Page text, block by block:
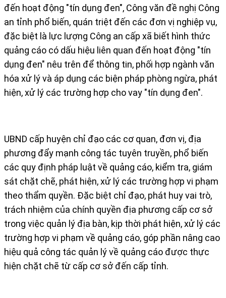
đến hoạt động "tín dụng đen", Công văn đề nghị Công
an tỉnh phổ biến, quán triệt đến các đơn vị nghiệp vụ,
đặc biệt là lực lượng Công an cấp xã biết hình thức
quảng cáo có dấu hiệu liên quan đến hoạt động "tín
dụng đen" nêu trên để thông tin, phối hợp ngành văn
hóa xử lý và áp dụng các biện pháp phòng ngừa, phát
hiện, xử lý các trường hợp cho vay "tín dụng đen".
UBND cấp huyện chỉ đạo các cơ quan, đơn vị, địa
phương đẩy mạnh công tác tuyên truyền, phổ biến
các quy định pháp luật về quảng cáo, kiểm tra, giám
sát chặt chẽ, phát hiện, xử lý các trường hợp vi phạm
theo thẩm quyền. Đặc biệt chỉ đạo, phát huy vai trò,
trách nhiệm của chính quyền địa phương cấp cơ sở
trong việc quản lý địa bàn, kịp thời phát hiện, xử lý các
trường hợp vi phạm về quảng cáo, góp phần nâng cao
hiệu quả công tác quản lý về quảng cáo được thực
hiện chặt chẽ từ cấp cơ sở đến cấp tỉnh.